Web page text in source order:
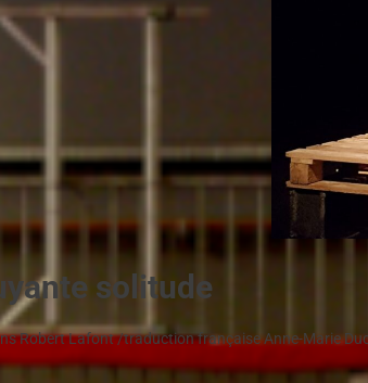
solitude
Robert Lafont /traduction française Anne-Marie